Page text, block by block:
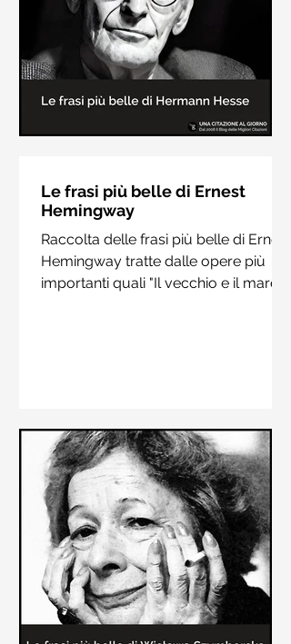
come "Libro Rosso"
Hesse
Raccolta delle frasi più belle di
Hermann Hesse estrapolate dai suoi
libri più importanti come "Siddharta",
"Sull'amore" e "Demian"
Le frasi più belle di Ernest
Hemingway
Raccolta delle frasi più belle di Ernest
Hemingway tratte dalle opere più
importanti quali "Il vecchio e il mare",